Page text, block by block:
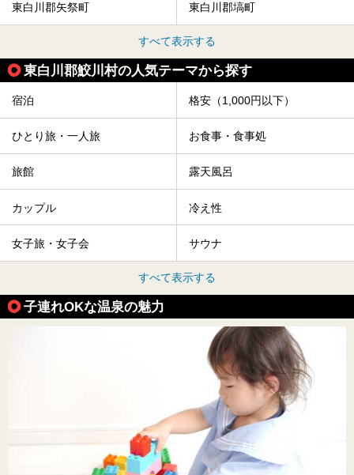
東白川郡矢祭町 東白川郡塙町
すべて表示する
東白川郡鮫川村の人気テーマから探す
宿泊 格安（1,000円以下）
ひとり旅・一人旅 お食事・食事処
旅館 露天風呂
カップル 冷え性
女子旅・女子会 サウナ
すべて表示する
子連れOKな温泉の魅力